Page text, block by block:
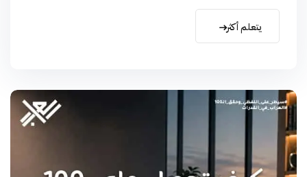
يتعلم أكثر